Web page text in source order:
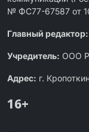
№ ФС77-67587 от
Главный редактор:
Учредитель: ООО
Адрес: г.
16+